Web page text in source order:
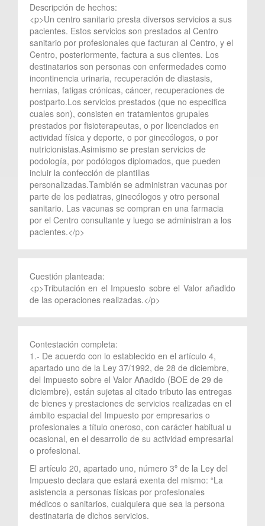
Descripción de hechos:
<p>Un centro sanitario presta diversos servicios a sus
pacientes. Estos servicios son prestados al Centro
sanitario por profesionales que facturan al Centro, y el
Centro, posteriormente, factura a sus clientes. Los
destinatarios son personas con enfermedades como
incontinencia urinaria, recuperación de diastasis,
hernias, fatigas crónicas, cáncer, recuperaciones de
postparto.Los servicios prestados (que no especifica
cuales son), consisten en tratamientos grupales
prestados por fisioterapeutas, o por licenciados en
actividad física y deporte, o por ginecólogos, o por
nutricionistas.Asimismo se prestan servicios de
podología, por podólogos diplomados, que pueden
incluir la confección de plantillas
personalizadas.También se administran vacunas por
parte de los pediatras, ginecólogos y otro personal
sanitario. Las vacunas se compran en una farmacia
por el Centro consultante y luego se administran a los
pacientes.</p>
Cuestión planteada:
<p>Tributación en el Impuesto sobre el Valor añadido
de las operaciones realizadas.</p>
Contestación completa:
1.- De acuerdo con lo establecido en el artículo 4,
apartado uno de la Ley 37/1992, de 28 de diciembre,
del Impuesto sobre el Valor Añadido (BOE de 29 de
diciembre), están sujetas al citado tributo las entregas
de bienes y prestaciones de servicios realizadas en el
ámbito espacial del Impuesto por empresarios o
profesionales a título oneroso, con carácter habitual u
ocasional, en el desarrollo de su actividad empresarial
o profesional.
El artículo 20, apartado uno, número 3º de la Ley del
Impuesto declara que estará exenta del mismo: “La
asistencia a personas físicas por profesionales
médicos o sanitarios, cualquiera que sea la persona
destinataria de dichos servicios.